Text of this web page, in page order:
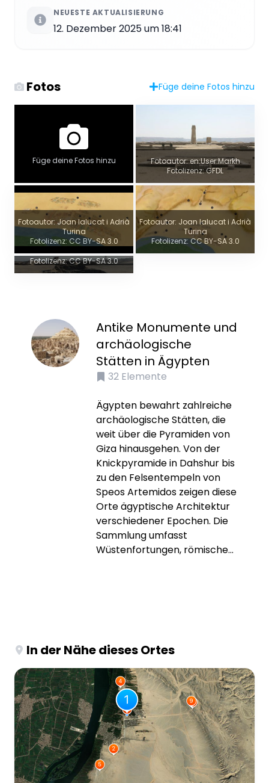
NEUESTE AKTUALISIERUNG
12. Dezember 2025 um 18:41
Fotos Füge deine Fotos hinzu
Füge deine Fotos hinzu
Fotoautor: en:User:Markh
Fotolizenz: GFDL
Fotoautor: Joan lalucat i Adrià
Turina
Fotolizenz: CC BY-SA 3.0
Fotoautor: Joan lalucat i Adrià
Turina
Fotolizenz: CC BY-SA 3.0
Panoramablick
Fotoautor: Kurohito
Fotolizenz: CC BY-SA 3.0
Antike Monumente und
archäologische
Stätten in Ägypten
32 Elemente
Ägypten bewahrt zahlreiche
archäologische Stätten, die
weit über die Pyramiden von
Giza hinausgehen. Von der
Knickpyramide in Dahshur bis
zu den Felsentempeln von
Speos Artemidos zeigen diese
Orte ägyptische Architektur
verschiedener Epochen. Die
Sammlung umfasst
Wüstenfortungen, römische...
In der Nähe dieses Ortes